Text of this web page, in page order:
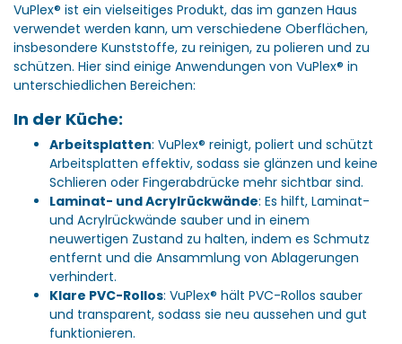
VuPlex® ist ein vielseitiges Produkt, das im ganzen Haus
verwendet werden kann, um verschiedene Oberflächen,
insbesondere Kunststoffe, zu reinigen, zu polieren und zu
schützen. Hier sind einige Anwendungen von VuPlex® in
unterschiedlichen Bereichen:
In der Küche:
Arbeitsplatten: VuPlex® reinigt, poliert und schützt
Arbeitsplatten effektiv, sodass sie glänzen und keine
Schlieren oder Fingerabdrücke mehr sichtbar sind.
Laminat- und Acrylrückwände: Es hilft, Laminat-
und Acrylrückwände sauber und in einem
neuwertigen Zustand zu halten, indem es Schmutz
entfernt und die Ansammlung von Ablagerungen
verhindert.
Klare PVC-Rollos: VuPlex® hält PVC-Rollos sauber
und transparent, sodass sie neu aussehen und gut
funktionieren.